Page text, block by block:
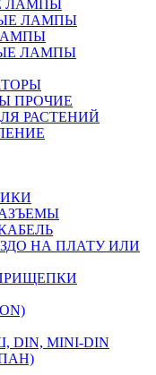
ЛАМПЫ
ЛАМПЫ
ЛАМПЫ
ПРОЧИЕ
РАСТЕНИЙ
НА ПЛАТУ ИЛИ
DIN, MINI-DIN